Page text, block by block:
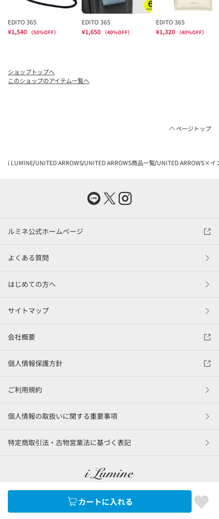
カートに入れる
ショップトップへ
このショップのアイテム一覧へ
ページトップ
i LUMINE UNITED ARROWS UNITED ARROWS商品一覧 UNITED ARROWS×イ
ルミネ公式ホームページ
よくある質問
はじめての方へ
サイトマップ
会社概要
個人情報保護方針
ご利用規約
個人情報の取扱いに関する重要事項
特定商取引法・古物営業法に基づく表記
©LUMINE Co., Ltd.